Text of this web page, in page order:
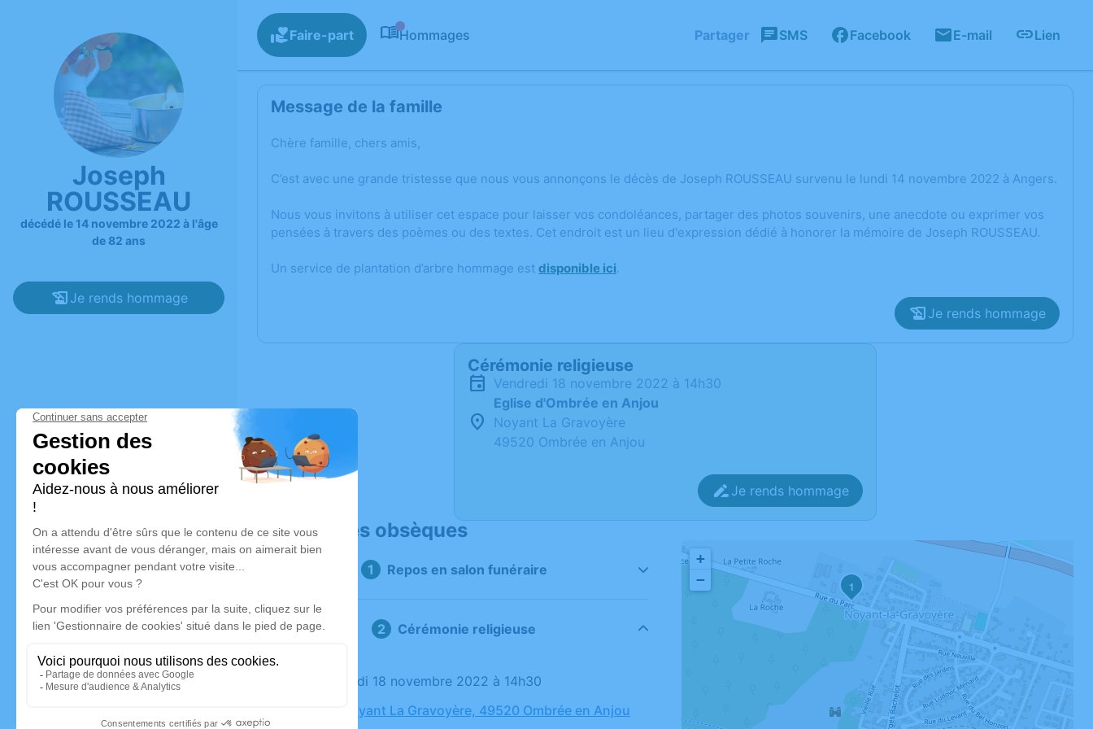
Joseph
ROUSSEAU
décédé le 14 novembre 2022 à l'âge
de 82 ans
Je rends hommage
Faire-part Hommages Partager SMS Facebook E-mail Lien
Message de la famille
Chère famille, chers amis,
C’est avec une grande tristesse que nous vous annonçons le décès de Joseph ROUSSEAU survenu le lundi 14 novembre 2022 à Angers.
Nous vous invitons à utiliser cet espace pour laisser vos condoléances, partager des photos souvenirs, une anecdote ou exprimer vos
pensées à travers des poèmes ou des textes. Cet endroit est un lieu d'expression dédié à honorer la mémoire de Joseph ROUSSEAU.
Un service de plantation d’arbre hommage est disponible ici.
Je rends hommage
Cérémonie religieuse
vendredi 18 novembre 2022 à 14h30
Eglise d'Ombrée en Anjou
Noyant La Gravoyère
49520 Ombrée en Anjou
Je rends hommage
Déroulé des obsèques
Repos en salon funéraire
Cérémonie religieuse
Le vendredi 18 novembre 2022 à 14h30
Eglise, Noyant La Gravoyère, 49520 Ombrée en Anjou
1
+
−